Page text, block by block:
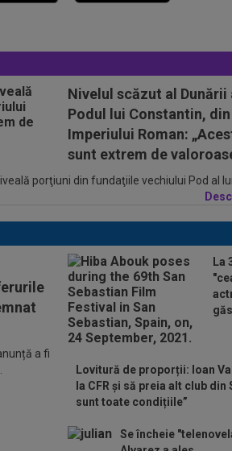
Nivelul scăzut al Dunării
Podul lui Constantin,
Imperiului Roman:
sunt extrem de
porţiuni din fundaţiile vechiului Pod al
a fi
La
Lovitură de proporții: Ioan
la CFR și să preia alt club din
sunt toate condițiile”
Se încheie